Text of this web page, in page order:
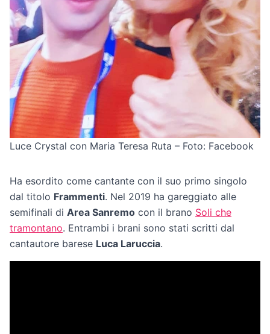
Luce Crystal con Maria Teresa Ruta – Foto: Facebook
Ha esordito come cantante con il suo primo singolo
dal titolo Frammenti. Nel 2019 ha gareggiato alle
semifinali di Area Sanremo con il brano Soli che
tramontano. Entrambi i brani sono stati scritti dal
cantautore barese Luca Laruccia.